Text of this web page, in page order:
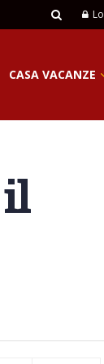
CASA VACANZE